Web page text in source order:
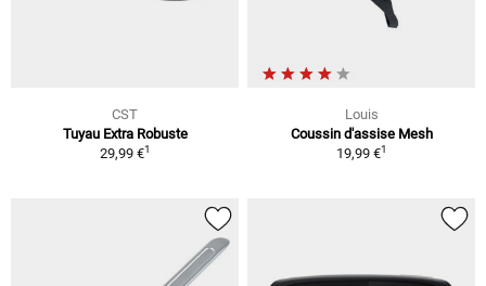
CST
Tuyau Extra Robuste
29,99 €1
Louis
Coussin d'assise Mesh
19,99 €1